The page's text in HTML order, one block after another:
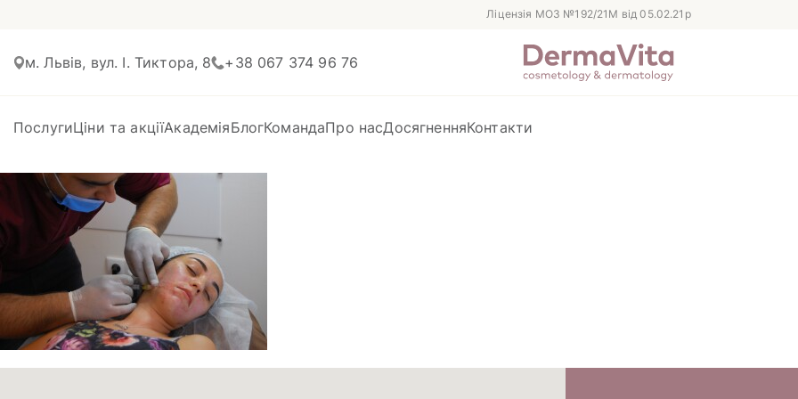
Ліцензія МОЗ №192/21М від 05.02.21р
м. Львів, вул. І. Тиктора, 8 +38 067 374 96 76
ПослугиЦіни та акціїАкадеміяБлогКомандаПро насДосягненняКонтакти